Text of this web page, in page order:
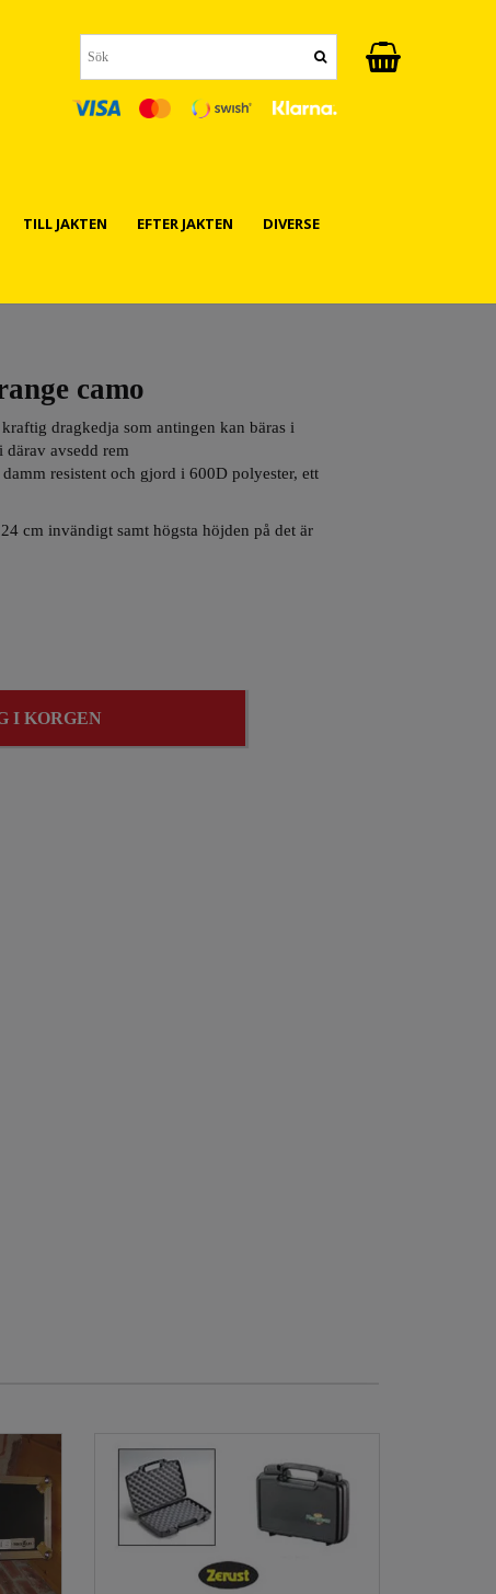
camo
dragkedja som antingen kan bäras i
avsedd rem
resistent och gjord i 600D polyester, ett
cm invändigt samt högsta höjden på det är
I KORGEN
TILL JAKTEN EFTER JAKTEN DIVERSE